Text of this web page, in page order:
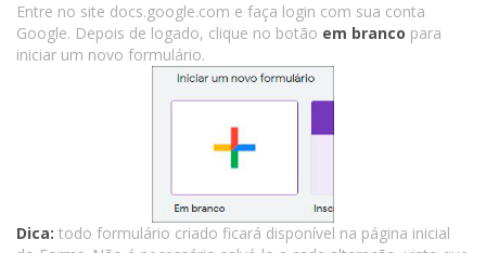
Entre no site docs.google.com e faça login com sua conta
Google. Depois de logado, clique no botão em branco para
iniciar um novo formulário.
Dica: todo formulário criado ficará disponível na página inicial